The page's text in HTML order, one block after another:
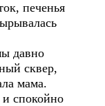
печенья
давно
сквер,
мама.
и спокойно